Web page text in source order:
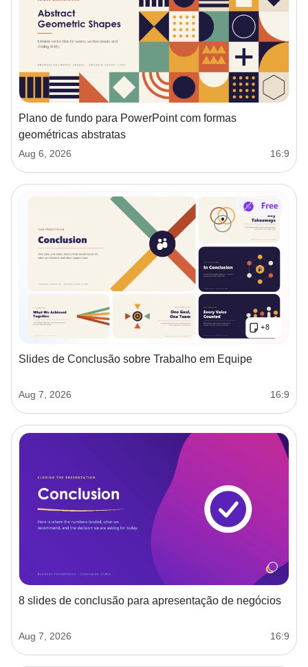
Plano de fundo para PowerPoint com formas
geométricas abstratas
Aug 6, 2026 16:9
Slides de Conclusão sobre Trabalho em Equipe
Aug 7, 2026 16:9
8 slides de conclusão para apresentação de negócios
Aug 7, 2026 16:9